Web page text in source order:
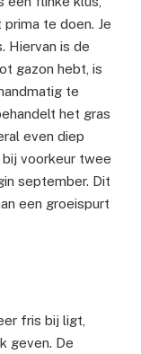
te doen. Je
Hiervan is de
gazon hebt, is
te
het gras
even diep
voorkeur twee
september. Dit
een groeispurt
fris bij ligt,
geven. De